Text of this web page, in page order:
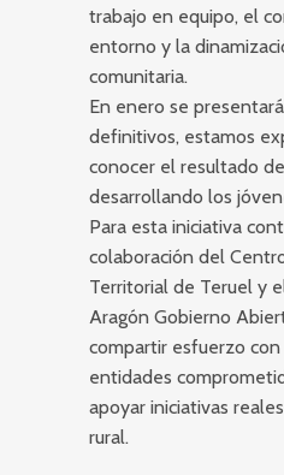
trabajo en equipo, el
entorno y la
comunitaria.
En enero se
definitivos, estamos
conocer el resultado
desarrollando los
Para esta iniciativa
colaboración del
Territorial de Teruel y
Aragón Gobierno
compartir esfuerzo
entidades
apoyar iniciativas
rural.